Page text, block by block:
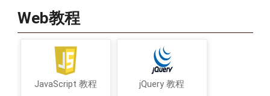
Web教程
JavaScript 教程 jQuery 教程